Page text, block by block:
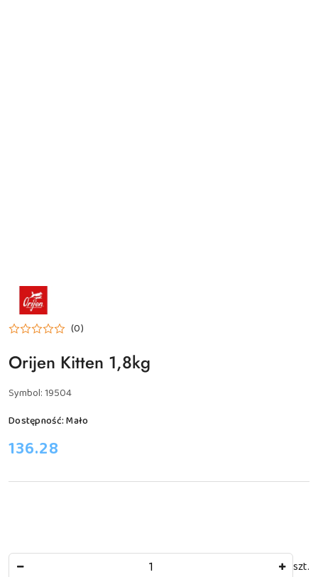
NAZWA
PRODUCENTA:
ORIJEN
(0)
Orijen Kitten 1,8kg
Symbol:19504
Dostępność:Mało
cena:
136.28
szt.